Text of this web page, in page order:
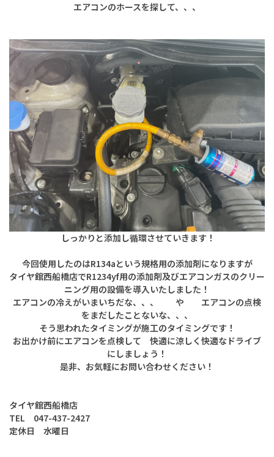
エアコンのホースを探して、、、
しっかりと添加し循環させていきます！
今回使用したのはR134aという規格用の添加剤になりますが
タイヤ館西船橋店でR1234yf用の添加剤及びエアコンガスのクリー
ニング用の設備を導入いたしました！
エアコンの冷えがいまいちだな、、、 や エアコンの点検
をまだしたことないな、、、
そう思われたタイミングが施工のタイミングです！
お出かけ前にエアコンを点検して 快適に涼しく快適なドライブ
にしましょう！
是非、お気軽にお問い合わせください！
タイヤ館西船橋店
TEL 047-437-2427
定休日 水曜日